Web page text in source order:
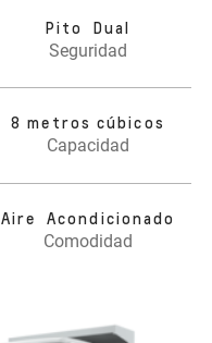
Pito Dual
Seguridad
8 metros cúbicos
Capacidad
Aire Acondicionado
Comodidad